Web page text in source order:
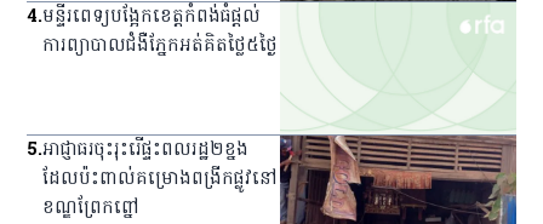
4.មន្ទីរពេទ្យ​បង្អែក​ខេត្ត​កំពង់ធំ​ផ្ដល់​
ការ​ព្យាបាល​ជំងឺ​ភ្នែក​អត់​គិត​ថ្លៃ​៥​ថ្ងៃ
5.អាជ្ញាធរ​ចុះ​រុះរើ​ផ្ទះ​ពលរដ្ឋ​២​ខ្នង​
ដែល​ប៉ះពាល់​គម្រោង​ពង្រីក​ផ្លូវ​នៅ​
ខណ្ឌ​ព្រែកព្នៅ